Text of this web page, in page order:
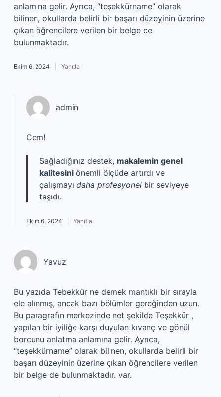
anlamına gelir. Ayrıca, “teşekkürname” olarak
bilinen, okullarda belirli bir başarı düzeyinin üzerine
çıkan öğrencilere verilen bir belge de
bulunmaktadır.
Ekim 6, 2024 Yanıtla
admin
Cem!
Sağladığınız destek, makalemin genel
kalitesini önemli ölçüde artırdı ve
çalışmayı daha profesyonel bir seviyeye
taşıdı.
Ekim 6, 2024 Yanıtla
Yavuz
Bu yazıda Tebekkür ne demek mantıklı bir sırayla
ele alınmış, ancak bazı bölümler gereğinden uzun.
Bu paragrafın merkezinde net şekilde Teşekkür ,
yapılan bir iyiliğe karşı duyulan kıvanç ve gönül
borcunu anlatma anlamına gelir. Ayrıca,
“teşekkürname” olarak bilinen, okullarda belirli bir
başarı düzeyinin üzerine çıkan öğrencilere verilen
bir belge de bulunmaktadır. var.